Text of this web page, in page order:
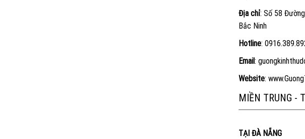
Địa chỉ: Số 58
Bắc Ninh
Hotline:
Email:
Website:
MIỀN TRUNG -
TẠI ĐÀ NẴNG